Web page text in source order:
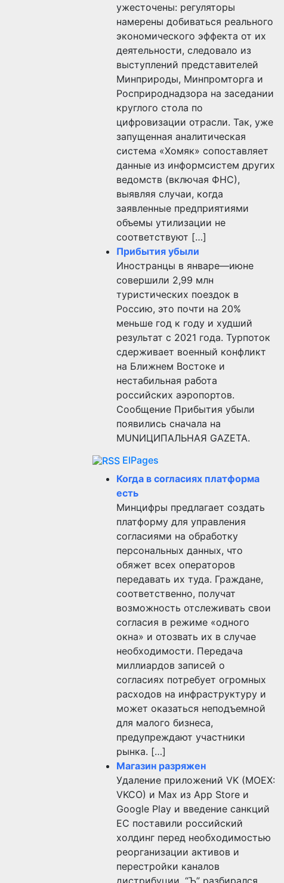
ужесточены: регуляторы
намерены добиваться реального
экономического эффекта от их
деятельности, следовало из
выступлений представителей
Минприроды, Минпромторга и
Росприроднадзора на заседании
круглого стола по
цифровизации отрасли. Так, уже
запущенная аналитическая
система «Хомяк» сопоставляет
данные из информсистем других
ведомств (включая ФНС),
выявляя случаи, когда
заявленные предприятиями
объемы утилизации не
соответствуют […]
Прибытия убыли
Иностранцы в январе—июне
совершили 2,99 млн
туристических поездок в
Россию, это почти на 20%
меньше год к году и худший
результат с 2021 года. Турпоток
сдерживает военный конфликт
на Ближнем Востоке и
нестабильная работа
российских аэропортов.
Сообщение Прибытия убыли
появились сначала на
MUNИЦИПАЛЬНАЯ GAZЕТА.
ElPages
Когда в согласиях платформа
есть
Минцифры предлагает создать
платформу для управления
согласиями на обработку
персональных данных, что
обяжет всех операторов
передавать их туда. Граждане,
соответственно, получат
возможность отслеживать свои
согласия в режиме «одного
окна» и отозвать их в случае
необходимости. Передача
миллиардов записей о
согласиях потребует огромных
расходов на инфраструктуру и
может оказаться неподъемной
для малого бизнеса,
предупреждают участники
рынка. […]
Магазин разряжен
Удаление приложений VK (MOEX:
VKCO) и Max из App Store и
Google Play и введение санкций
ЕС поставили российский
холдинг перед необходимостью
реорганизации активов и
перестройки каналов
дистрибуции. “Ъ” разбирался,